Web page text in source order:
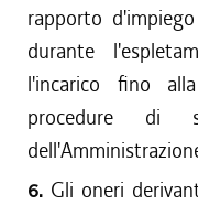
rapporto
durante
l'incarico fino
procedure di
6. Gli oneri